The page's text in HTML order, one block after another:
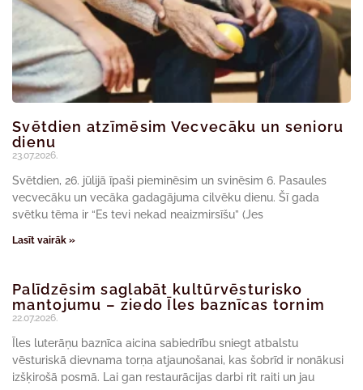
Svētdien atzīmēsim Vecvecāku un senioru
dienu
23.07.2026.
Svētdien, 26. jūlijā īpaši pieminēsim un svinēsim 6. Pasaules
vecvecāku un vecāka gadagājuma cilvēku dienu. Šī gada
svētku tēma ir “Es tevi nekad neaizmirsīšu” (Jes
Lasīt vairāk »
Palīdzēsim saglabāt kultūrvēsturisko
mantojumu – ziedo Īles baznīcas tornim
22.07.2026.
Īles luterāņu baznīca aicina sabiedrību sniegt atbalstu
vēsturiskā dievnama torņa atjaunošanai, kas šobrīd ir nonākusi
izšķirošā posmā. Lai gan restaurācijas darbi rit raiti un jau